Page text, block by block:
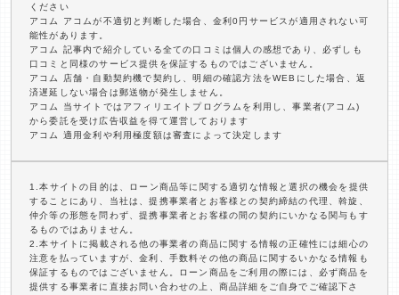
ください
アコム アコムが不適切と判断した場合、金利0円サービスが適用されない可
能性があります。
アコム 記事内で紹介している全ての口コミは個人の感想であり、必ずしも
口コミと同様のサービス提供を保証するものではございません。
アコム 店舗・自動契約機で契約し、明細の確認方法をWEBにした場合、返
済遅延しない場合は郵送物が発生しません。
アコム 当サイトではアフィリエイトプログラムを利用し、事業者(アコム)
から委託を受け広告収益を得て運営しております
アコム 適用金利や利用極度額は審査によって決定します
1.本サイトの目的は、ローン商品等に関する適切な情報と選択の機会を提供
することにあり、当社は、提携事業者とお客様との契約締結の代理、斡旋、
仲介等の形態を問わず、提携事業者とお客様の間の契約にいかなる関与もす
るものではありません。
2.本サイトに掲載される他の事業者の商品に関する情報の正確性には細心の
注意を払っていますが、金利、手数料その他の商品に関するいかなる情報も
保証するものではございません。ローン商品をご利用の際には、必ず商品を
提供する事業者に直接お問い合わせの上、商品詳細をご自身でご確認下さ